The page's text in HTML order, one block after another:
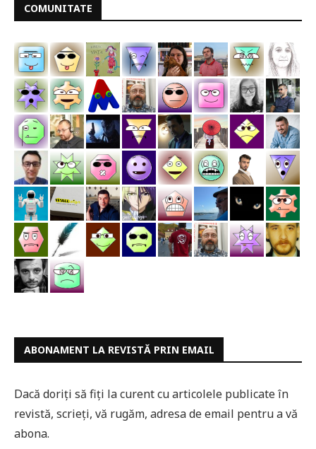
COMUNITATE
ABONAMENT LA REVISTĂ PRIN EMAIL
Dacă doriți să fiți la curent cu articolele publicate în
revistă, scrieți, vă rugăm, adresa de email pentru a vă
abona.